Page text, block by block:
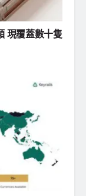
現覆蓋數十隻